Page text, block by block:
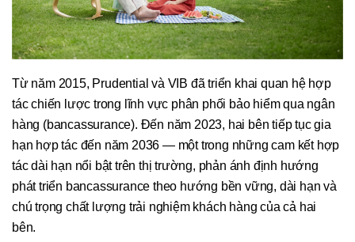
Từ năm 2015, Prudential và VIB đã triển khai quan hệ hợp
tác chiến lược trong lĩnh vực phân phối bảo hiểm qua ngân
hàng (bancassurance). Đến năm 2023, hai bên tiếp tục gia
hạn hợp tác đến năm 2036 — một trong những cam kết hợp
tác dài hạn nổi bật trên thị trường, phản ánh định hướng
phát triển bancassurance theo hướng bền vững, dài hạn và
chú trọng chất lượng trải nghiệm khách hàng của cả hai
bên.